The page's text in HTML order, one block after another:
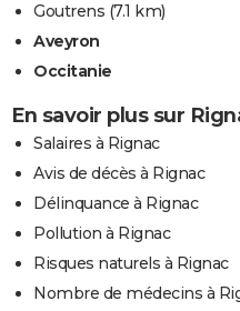
Goutrens (7.1 km)
Aveyron
Occitanie
En savoir plus sur
Salaires à Rignac
Avis de décès à Rignac
Délinquance à Rignac
Pollution à Rignac
Risques naturels à Rignac
Nombre de médecins à